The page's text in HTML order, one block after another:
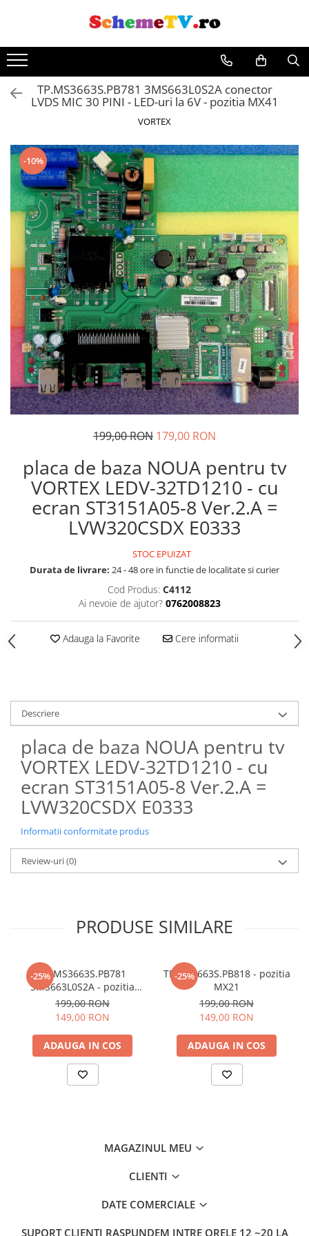
Toate Produsele
Placi de baza
Sursa alimentare
Seturi Benzi LED
Module TCON
Driver LED
Diverse
TP.MS3663S.PB781 3MS663L0S2A conector
LVDS MIC 30 PINI - LED-uri la 6V - pozitia MX41
VORTEX
-10%
199,00 RON 179,00 RON
placa de baza NOUA pentru tv
VORTEX LEDV-32TD1210 - cu
ecran ST3151A05-8 Ver.2.A =
LVW320CSDX E0333
STOC EPUIZAT
Durata de livrare: 24 - 48 ore in functie de localitate si curier
Cod Produs: C4112
Ai nevoie de ajutor? 0762008823
Adauga la Favorite Cere informatii
Descriere
placa de baza NOUA pentru tv
VORTEX LEDV-32TD1210 - cu
ecran ST3151A05-8 Ver.2.A =
LVW320CSDX E0333
Informatii conformitate produs
Review-uri(0)
PRODUSE SIMILARE
-25%TP.MS3663S.PB781
3MS663L0S2A - pozitia
MX22
199,00 RON
149,00 RON
ADAUGA IN COS
-25%
TP.MS3663S.PB818 - pozitia
MX21
199,00 RON
149,00 RON
ADAUGA IN COS
MAGAZINUL MEU
CLIENTI
DATE COMERCIALE
SUPORT CLIENTI RASPUNDEM INTRE ORELE 12 ~20 LA